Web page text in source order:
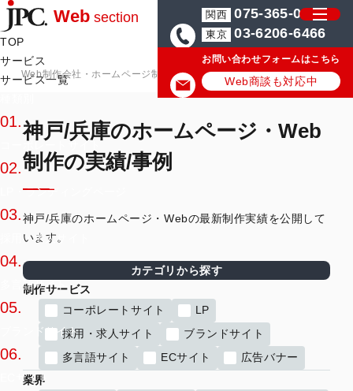
Web section
TOP
サービス
サービス一覧
01.
コーポレートサイト
02.
LP・ランディングページ
03.
採用・求人サイト
04.
多言語サイト
05.
ブランドサイト
06.
ECサイト
関西 075-365-0571
東京 03-6206-6466
お問い合わせフォームはこちら
Web商談も対応中
Web制作会社・ホームページ制作会社のJPC 神戸/兵庫のホームページ
神戸/兵庫のホームページ・Web
制作の実績/事例
神戸/兵庫のホームページ・Webの最新制作実績を公開して
います。
カテゴリから探す
制作サービス
コーポレートサイト
LP
採用・求人サイト
ブランドサイト
多言語サイト
ECサイト
広告バナー
業界